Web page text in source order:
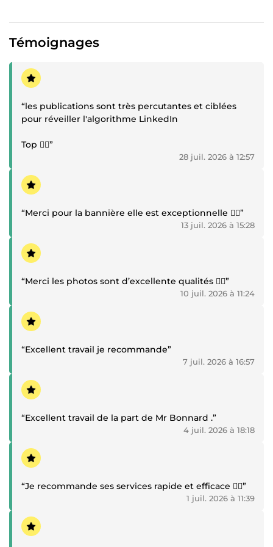
Témoignages
Témoignage positif
“les publications sont très percutantes et ciblées
pour réveiller l'algorithme LinkedIn
Top 👍🏾”
28 juil. 2026 à 12:57
Témoignage positif
“Merci pour la bannière elle est exceptionnelle 👍🏾”
13 juil. 2026 à 15:28
Témoignage positif
“Merci les photos sont d’excellente qualités 👍🏾”
10 juil. 2026 à 11:24
Témoignage positif
“Excellent travail je recommande”
7 juil. 2026 à 16:57
Témoignage positif
“Excellent travail de la part de Mr Bonnard .”
4 juil. 2026 à 18:18
Témoignage positif
“Je recommande ses services rapide et efficace 👍🏾”
1 juil. 2026 à 11:39
Témoignage positif